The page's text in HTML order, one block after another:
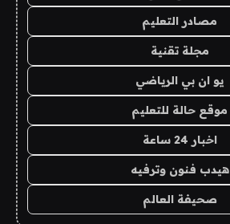
مصادر التعليم
مجلة تقنية
يو ان بي الرياضي
موقع حالة للتعليم
اخبار 24 ساعة
هيدب فنون وترفيه
صحيفة العالم